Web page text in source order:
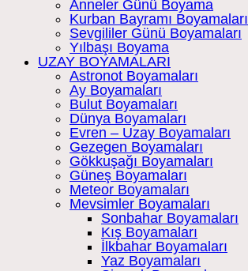
Anneler Günü Boyama
Kurban Bayramı Boyamaları
Sevgililer Günü Boyamaları
Yılbaşı Boyama
UZAY BOYAMALARI
Astronot Boyamaları
Ay Boyamaları
Bulut Boyamaları
Dünya Boyamaları
Evren – Uzay Boyamaları
Gezegen Boyamaları
Gökkuşağı Boyamaları
Güneş Boyamaları
Meteor Boyamaları
Mevsimler Boyamaları
Sonbahar Boyamaları
Kış Boyamaları
İlkbahar Boyamaları
Yaz Boyamaları